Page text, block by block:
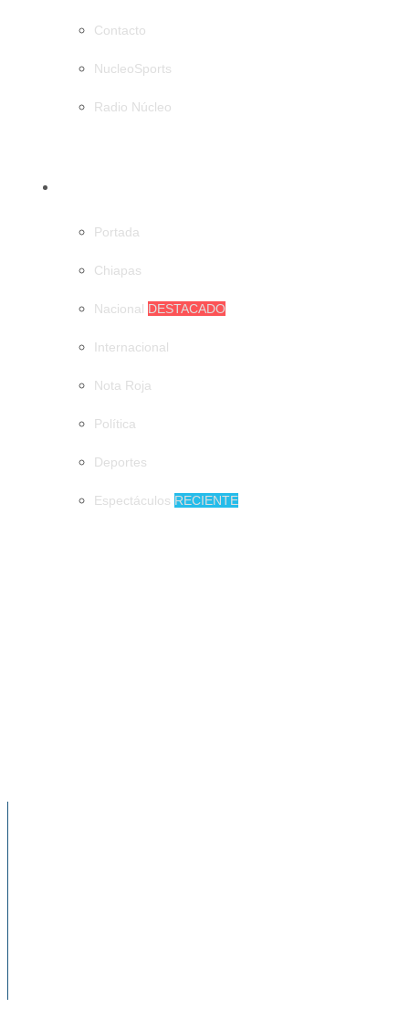
Contacto
NucleoSports
Radio Núcleo
Portada
Chiapas
Nacional DESTACADO
Internacional
Nota Roja
Política
Deportes
Espectáculos RECIENTE